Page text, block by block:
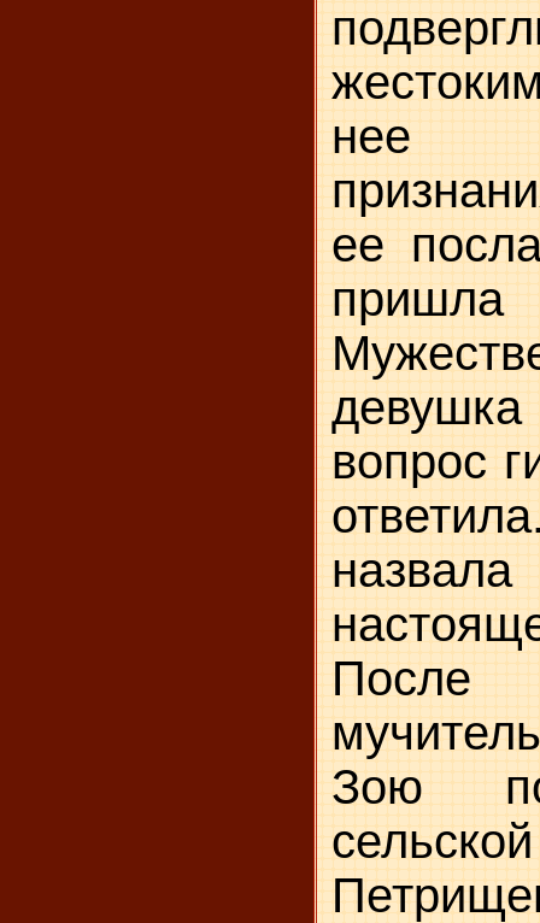
нее
ее
пришла
вопрос
Зою